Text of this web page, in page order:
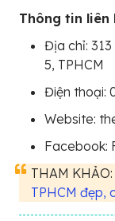
Thông tin liên
Địa chỉ: 313
5, TPHCM
Điện thoại:
Website:
Facebook:
THAM KHẢO:
TPHCM đẹp,